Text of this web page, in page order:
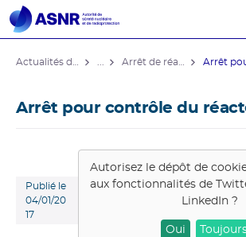
Arrêt pour contrôle du
Publié le
04/01/20
17
Autorisez le dépôt de
aux fonctionnalités de
LinkedIn?
Oui